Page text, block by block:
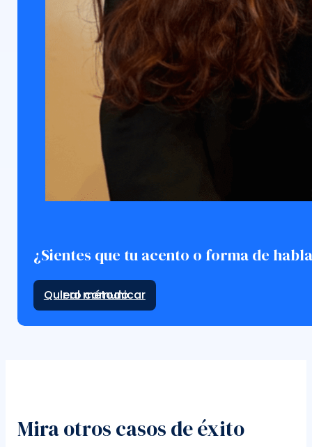
¿Sientes que tu acento o forma de
Ir al método
Mira otros casos de éxito